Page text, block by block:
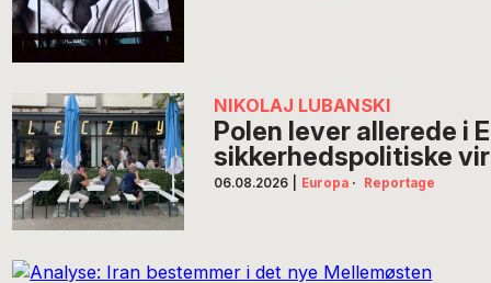
NIKOLAJ LUBANSKI
Polen lever allerede i
sikkerhedspolitiske
06.08.2026 Europa · Reportage